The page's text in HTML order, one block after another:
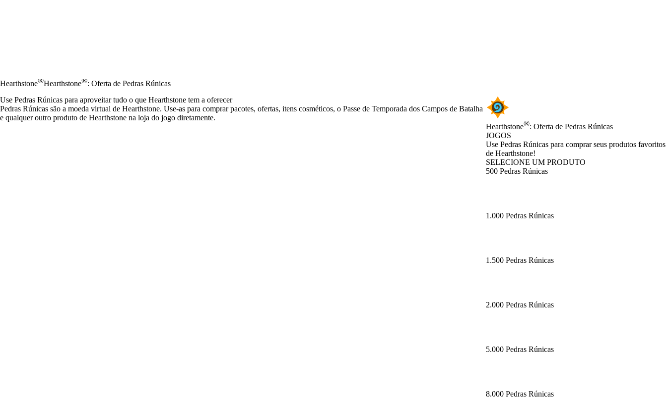
Hearthstone®Hearthstone®: Oferta de Pedras Rúnicas
Hearthstone®: Oferta de Pedras Rúnicas
JOGOS
Product Notification
Use Pedras Rúnicas para comprar seus produtos favoritos
de Hearthstone!
SELECIONE UM PRODUTO
500 Pedras Rúnicas
1.000 Pedras Rúnicas
1.500 Pedras Rúnicas
2.000 Pedras Rúnicas
5.000 Pedras Rúnicas
8.000 Pedras Rúnicas
Use Pedras Rúnicas para aproveitar tudo o que Hearthstone tem a oferecer
Pedras Rúnicas são a moeda virtual de Hearthstone. Use-as para comprar pacotes, ofertas, itens cosméticos, o Passe de Temporada dos Campos de Batalha
e qualquer outro produto de Hearthstone na loja do jogo diretamente.